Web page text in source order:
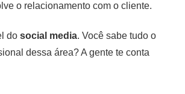
o relacionamento com o cliente.
do social media. Você sabe tudo o
dessa área? A gente te conta